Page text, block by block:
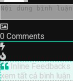
0 Comments
Inline Feedbacks
xem tất cả bình luận